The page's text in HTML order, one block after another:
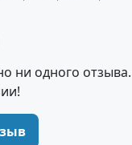
ни одного